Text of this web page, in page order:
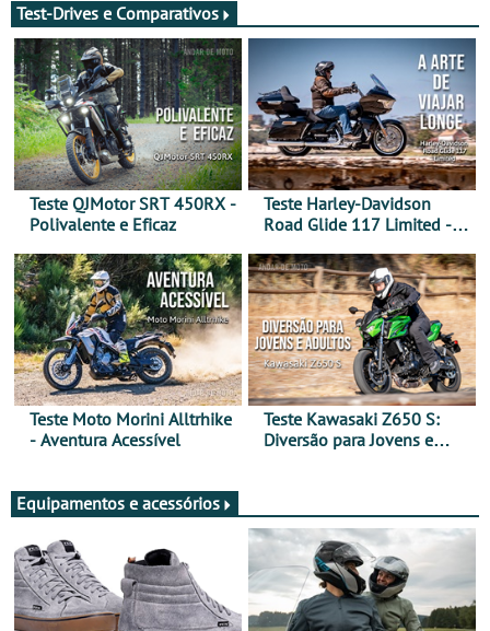
Test-Drives e Comparativos
Teste QJMotor SRT 450RX -
Polivalente e Eficaz
Teste Harley-Davidson
Road Glide 117 Limited - A
Teste Moto Morini Alltrhike
- Aventura Acessível
Teste Kawasaki Z650 S:
Diversão para Jovens e
Equipamentos e acessórios